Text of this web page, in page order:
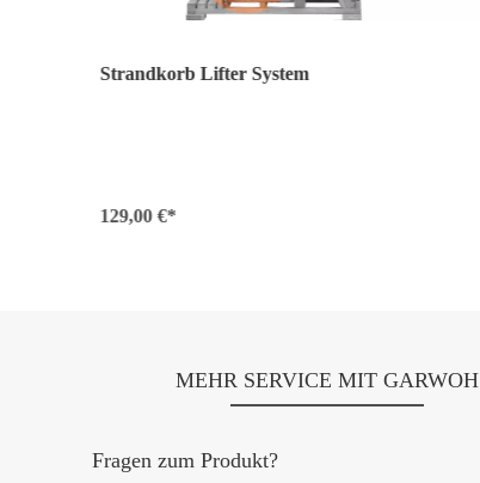
Strandkorb Lifter System
129,00 €*
MEHR SERVICE MIT GARWOH
Fragen zum Produkt?